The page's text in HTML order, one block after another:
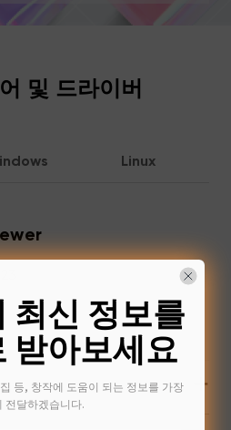
만 사용됩니다
릭으로
및 드라이버
Linux
+
최신 정보를
받아보세요
등, 창작에 도움이 되는 정보를 가장
전달하겠습니다.